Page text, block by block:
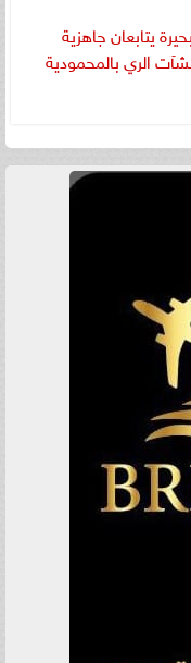
يتابعان جاهزية
الري بالمحمودية